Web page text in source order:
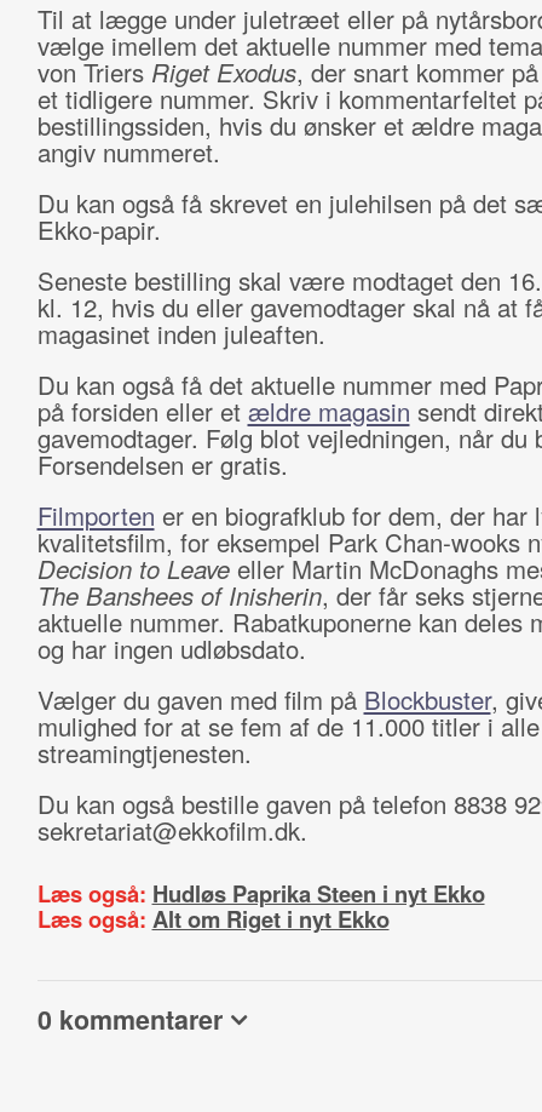
Til at lægge under juletræet eller på
vælge imellem det aktuelle nummer med
von Triers Riget Exodus, der snart kommer
et tidligere nummer. Skriv i kommentarfeltet
bestillingssiden, hvis du ønsker et ældre
angiv nummeret.
Du kan også få skrevet en julehilsen på det
Ekko-papir.
Seneste bestilling skal være modtaget den
kl. 12, hvis du eller gavemodtager skal nå at
magasinet inden juleaften.
Du kan også få det aktuelle nummer med
på forsiden eller et ældre magasin sendt
gavemodtager. Følg blot vejledningen, når du
Forsendelsen er gratis.
Filmporten er en biografklub for dem, der har
kvalitetsfilm, for eksempel Park Chan-wooks
Decision to Leaveeller Martin McDonaghs
The Banshees of Inisherin, der får seks
aktuelle nummer. Rabatkuponerne kan deles
og har ingen udløbsdato.
Vælger du gaven med film på Blockbuster,
mulighed for at se fem af de 11.000 titler i
streamingtjenesten.
Du kan også bestille gaven på telefon 8838
sekretariat@ekkofilm.dk.
Læs også: Hudløs Paprika Steen i nyt Ekko
Læs også: Alt om Riget i nyt Ekko
0 kommentarer